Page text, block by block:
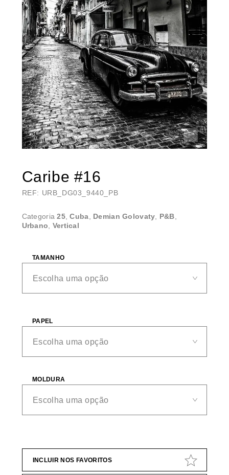
Caribe #16
REF: URB_DG03_9440_PB
Categoria25,Cuba, Demian Golovaty, P&B,
Urbano, Vertical
TAMANHO
PAPEL
MOLDURA
INCLUIR NOS FAVORITOS